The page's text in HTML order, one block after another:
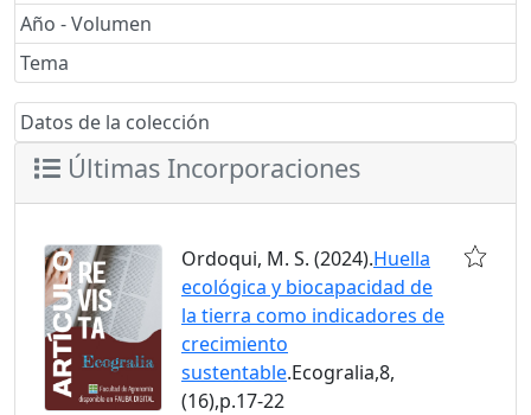
Año - Volumen
Tema
Datos de la colección
Últimas Incorporaciones
Ordoqui, M. S. (2024).Huella
ecológica y biocapacidad de
la tierra como indicadores de
crecimiento
sustentable.Ecogralia,8,
(16),p.17-22